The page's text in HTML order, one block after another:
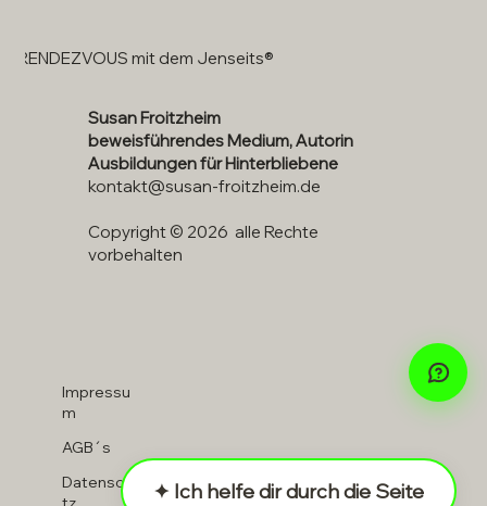
RENDEZVOUS mit dem Jenseits®
Susan Froitzheim
beweisführendes Medium, Autorin
Ausbildungen für Hinterbliebene
kontakt@susan-froitzheim.de
Copyright © 2026 alle Rechte
vorbehalten
Datenschu
AGB´s
Impressu
m
✦ Ich helfe dir durch die Seite